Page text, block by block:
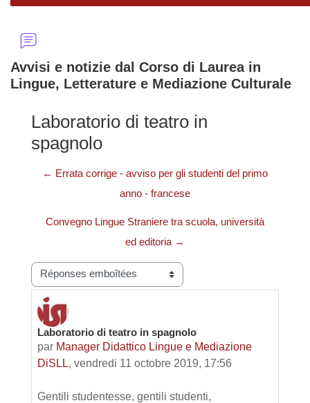
Avvisi e notizie dal Corso di Laurea in
Lingue, Letterature e Mediazione Culturale
Laboratorio di teatro in
spagnolo
← Errata corrige - avviso per gli studenti del primo
anno - francese
Convegno Lingue Straniere tra scuola, università
ed editoria →
Type d’affichage
Laboratorio di teatro in spagnolo
par Manager Didattico Lingue e Mediazione
DiSLL, vendredi 11 octobre 2019, 17:56
Nombre de réponses : 0
Gentili studentesse, gentili studenti,